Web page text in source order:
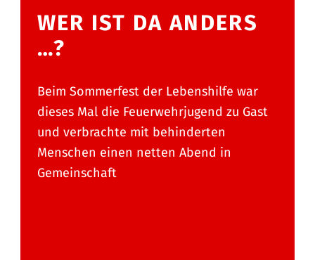
WER IST DA ANDERS
…?
Beim Sommerfest der Lebenshilfe war
dieses Mal die Feuerwehrjugend zu Gast
und verbrachte mit behinderten
Menschen einen netten Abend in
Gemeinschaft